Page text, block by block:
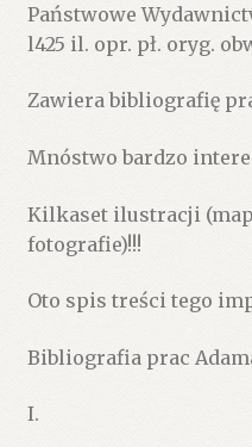
kultury
ofiarowane
Miłobędzkiemu.
Państwowe
l425 il. opr. pł. oryg.
Zawiera bibliografię
Mnóstwo bardzo
Kilkaset ilustracji
fotografie)!!!
Oto spis treści tego
Bibliografia prac
I.